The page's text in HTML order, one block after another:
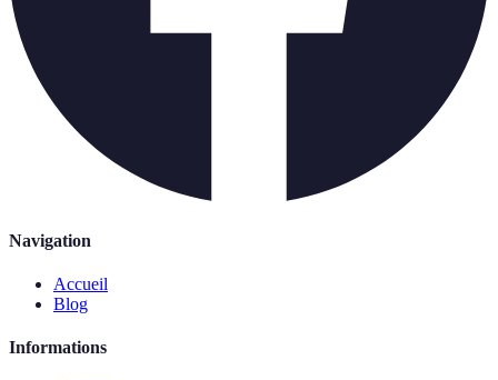
Navigation
Accueil
Blog
Informations